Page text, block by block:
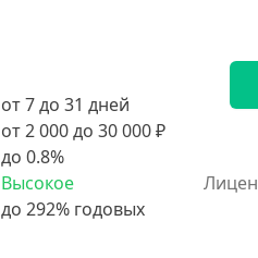
от 7 до 31 дней
от 2 000 до 30 000 ₽
до 0.8%
Высокое